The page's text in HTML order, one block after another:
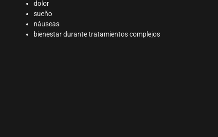
dolor
sueño
náuseas
bienestar durante tratamientos complejos